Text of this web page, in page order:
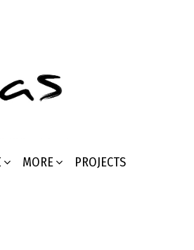
MORE PROJECTS